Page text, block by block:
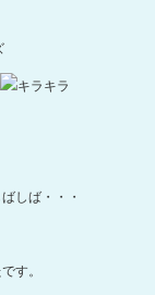
しば・・・
す。